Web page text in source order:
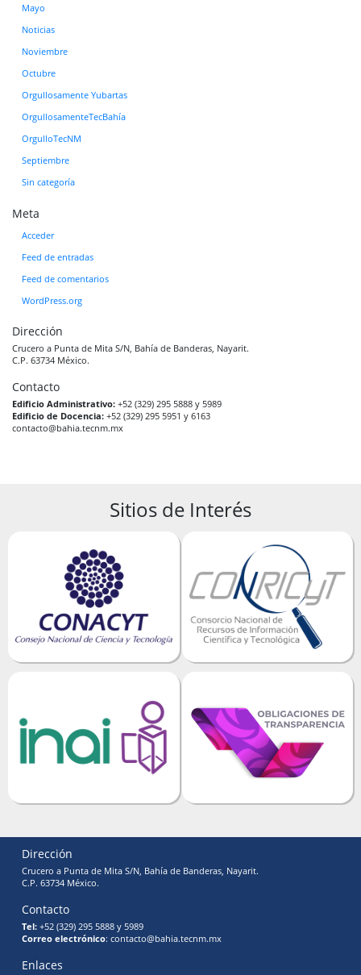
Mayo
Noticias
Noviembre
Octubre
Orgullosamente Yubartas
OrgullosamenteTecBahía
OrgulloTecNM
Septiembre
Sin categoría
Meta
Acceder
Feed de entradas
Feed de comentarios
WordPress.org
Dirección
Crucero a Punta de Mita S/N, Bahía de Banderas, Nayarit.
C.P. 63734 México.
Contacto
Edificio Administrativo: +52 (329) 295 5888 y 5989
Edificio de Docencia: +52 (329) 295 5951 y 6163
contacto@bahia.tecnm.mx
Sitios de Interés
Dirección
Crucero a Punta de Mita S/N, Bahía de Banderas, Nayarit.
C.P. 63734 México.
Contacto
Tel: +52 (329) 295 5888 y 5989
Correo electrónico: contacto@bahia.tecnm.mx
Enlaces